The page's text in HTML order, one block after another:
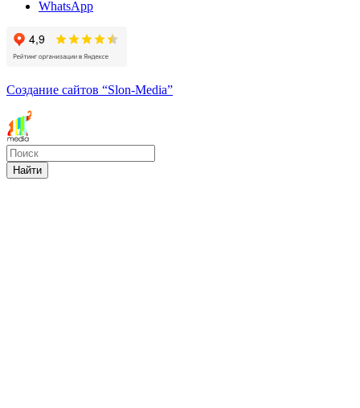
WhatsApp
Создание сайтов “Slon-Media”
Найти